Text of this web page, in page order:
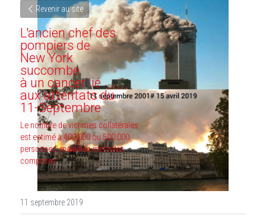
Revenir au site
L'ancien chef des
pompiers de
New York
succombe
à un cancer lié
aux attentats du
11-Septembre
Le nombre de victimes collatérales
est estimé à 400.000 ou 500.000
personnes, maladies mentales
comprises.
11 septembre 2019